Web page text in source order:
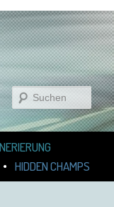
Suchen
HIDDEN CHAMPS